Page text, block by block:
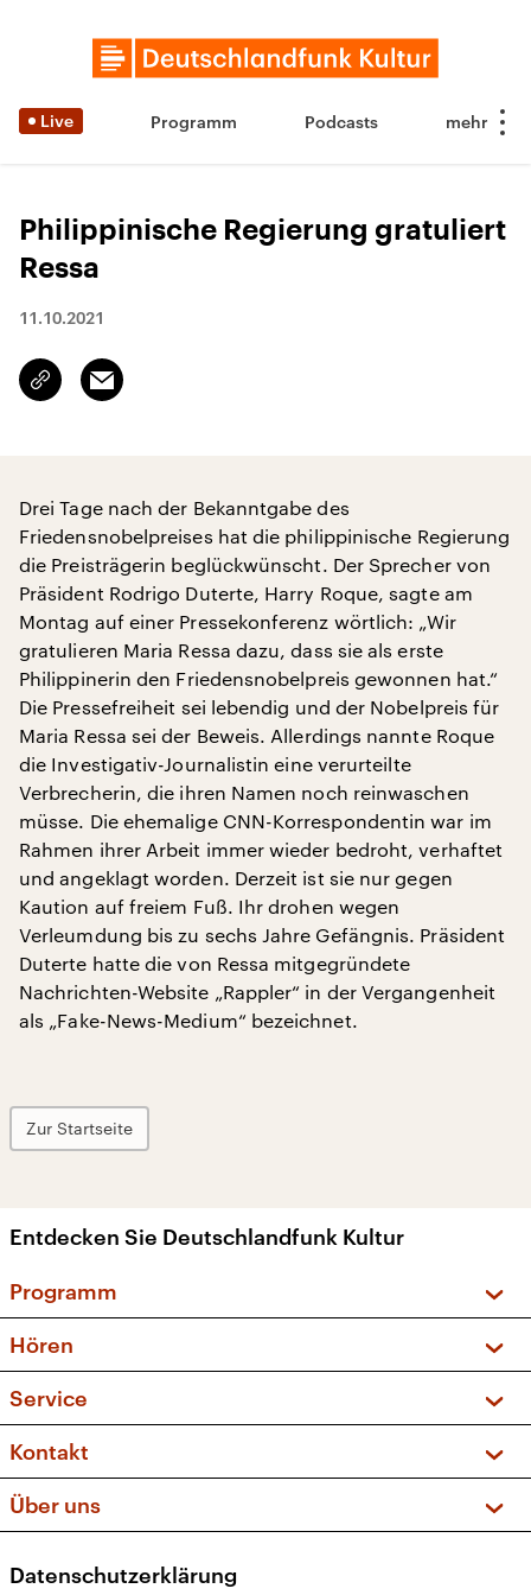
Live Programm Podcasts
Philippinische Regierung gratuliert
Ressa
11.10.2021
Link
kopieren/teilen
Email
Drei Tage nach der Bekanntgabe des
Friedensnobelpreises hat die philippinische Regierung
die Preisträgerin beglückwünscht. Der Sprecher von
Präsident Rodrigo Duterte, Harry Roque, sagte am
Montag auf einer Pressekonferenz wörtlich: „Wir
gratulieren Maria Ressa dazu, dass sie als erste
Philippinerin den Friedensnobelpreis gewonnen hat.“
Die Pressefreiheit sei lebendig und der Nobelpreis für
Maria Ressa sei der Beweis. Allerdings nannte Roque
die Investigativ-Journalistin eine verurteilte
Verbrecherin, die ihren Namen noch reinwaschen
müsse. Die ehemalige CNN-Korrespondentin war im
Rahmen ihrer Arbeit immer wieder bedroht, verhaftet
und angeklagt worden. Derzeit ist sie nur gegen
Kaution auf freiem Fuß. Ihr drohen wegen
Verleumdung bis zu sechs Jahre Gefängnis. Präsident
Duterte hatte die von Ressa mitgegründete
Nachrichten-Website „Rappler“ in der Vergangenheit
als „Fake-News-Medium“ bezeichnet.
Zur Startseite
Entdecken Sie Deutschlandfunk Kultur
Programm
Sendungen und Podcasts
Musikliste
Kakadu – Das Kinderprogramm
Hören
Frequenzen (UKW + DAB+)
Service
FAQ
Apps
Newsletter
Kontakt
Social Media
Über uns
Presse
Datenschutzerklärung